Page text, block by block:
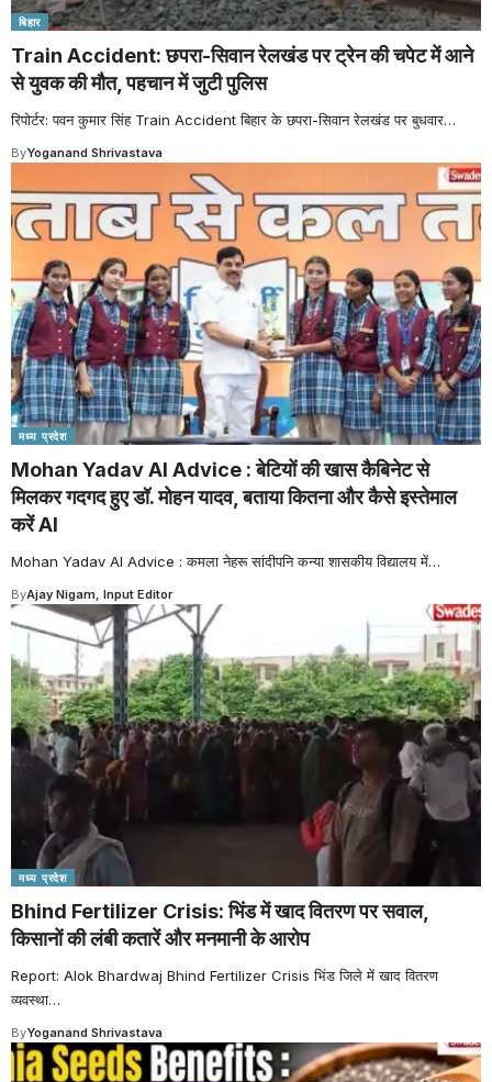
बिहार
Train Accident: छपरा-सिवान रेलखंड पर ट्रेन की चपेट में आने
से युवक की मौत, पहचान में जुटी पुलिस
रिपोर्टर: पवन कुमार सिंह Train Accident बिहार के छपरा-सिवान रेलखंड पर बुधवार…
ByYoganand Shrivastava
मध्य प्रदेश
Mohan Yadav AI Advice : बेटियों की खास कैबिनेट से
मिलकर गदगद हुए डॉ. मोहन यादव, बताया कितना और कैसे इस्तेमाल
करें AI
Mohan Yadav AI Advice : कमला नेहरू सांदीपनि कन्या शासकीय विद्यालय में…
ByAjay Nigam, Input Editor
मध्य प्रदेश
Bhind Fertilizer Crisis: भिंड में खाद वितरण पर सवाल,
किसानों की लंबी कतारें और मनमानी के आरोप
Report: Alok Bhardwaj Bhind Fertilizer Crisis भिंड जिले में खाद वितरण
व्यवस्था…
ByYoganand Shrivastava